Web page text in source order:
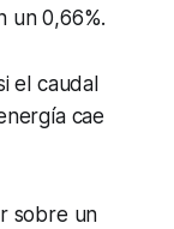
un 0,66%.
el caudal
cae
sobre un